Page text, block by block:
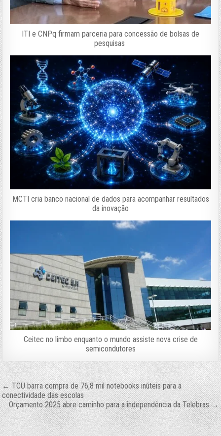
ITI e CNPq firmam parceria para concessão de bolsas de
pesquisas
MCTI cria banco nacional de dados para acompanhar resultados
da inovação
Ceitec no limbo enquanto o mundo assiste nova crise de
semicondutores
Navegação
de
Post
← TCU barra compra de 76,8 mil notebooks inúteis para a
conectividade das escolas
Orçamento 2025 abre caminho para a independência da Telebras →